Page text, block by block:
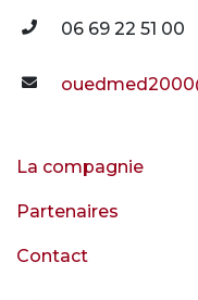
06 69 22 51 00
La compagnie
Partenaires
Contact